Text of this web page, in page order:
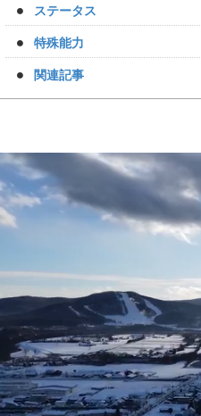
ステータス
特殊能力
関連記事